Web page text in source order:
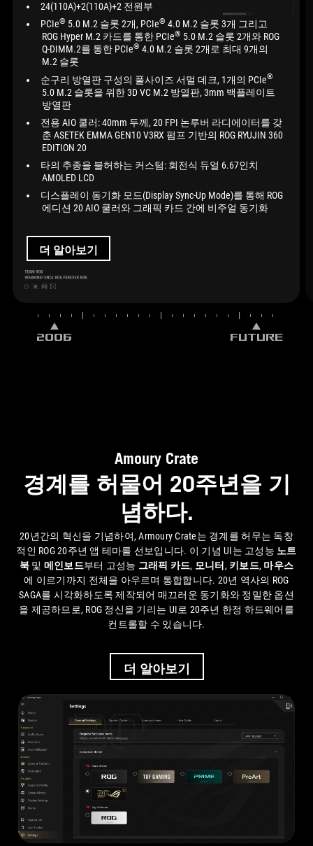
24(110A)+2(110A)+2 전원부
PCIe® 5.0 M.2 슬롯 2개, PCIe® 4.0 M.2 슬롯 3개 그리고
ROG Hyper M.2 카드를 통한 PCIe® 5.0 M.2 슬롯 2개와 ROG
Q-DIMM.2를 통한 PCIe® 4.0 M.2 슬롯 2개로 최대 9개의
M.2 슬롯
순구리 방열판 구성의 풀사이즈 서멀 데크, 1개의 PCIe®
5.0 M.2 슬롯을 위한 3D VC M.2 방열판, 3mm 백플레이트
방열판
전용 AIO 쿨러: 40mm 두께, 20 FPI 논루버 라디에이터를 갖
춘 ASETEK EMMA GEN10 V3RX 펌프 기반의 ROG RYUJIN 360
EDITION 20
타의 추종을 불허하는 커스텀: 회전식 듀얼 6.67인치
AMOLED LCD
디스플레이 동기화 모드(Display Sync-Up Mode)를 통해 ROG
에디션 20 AIO 쿨러와 그래픽 카드 간에 비주얼 동기화
더 알아보기
2006 FUTURE
Amoury Crate
경계를 허물어 20주년을 기
념하다.
20년간의 혁신을 기념하여, Armoury Crate는 경계를 허무는 독창
적인 ROG 20주년 앱 테마를 선보입니다. 이 기념 UI는 고성능 노트
북 및 메인보드부터 고성능 그래픽 카드, 모니터 , 키보드, 마우스
에 이르기까지 전체을 아우르며 통합합니다. 20년 역사의 ROG
SAGA를 시각화하도록 제작되어 매끄러운 동기화와 정밀한 옵션
을 제공하므로, ROG 정신을 기리는 UI로 20주년 한정 하드웨어를
컨트롤할 수 있습니다.
더 알아보기